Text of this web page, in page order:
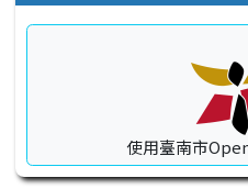
使用臺南市